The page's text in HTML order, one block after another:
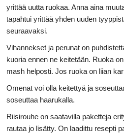
yrittää uutta ruokaa. Anna aina
tapahtui yrittää yhden uuden
seuraavaksi.
Vihannekset ja perunat on
kuoria ennen ne keitetään. Ruoka
mash helposti. Jos ruoka on liian
Omenat voi olla keitettyä ja
soseuttaa haarukalla.
Riisirouhe on saatavilla paketteja
rautaa jo lisätty. On laadittu resepti